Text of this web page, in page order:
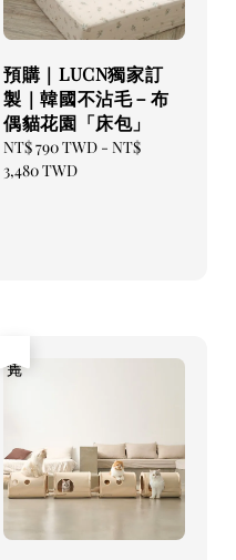
預購｜LUCN獨家訂
製｜韓國不沾毛－布
偶貓花園「床包」
Regular
price
NT$ 790 TWD -NT$
3,480 TWD